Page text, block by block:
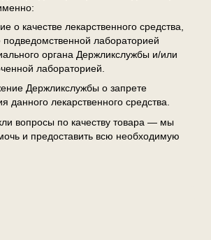
о качестве лекарственного средства,
лабораторией
органа Держликслужбы и/или
лабораторией.
Держликслужбы о запрете
данного лекарственного средства.
вопросы по качеству товара — мы
и предоставить всю необходимую